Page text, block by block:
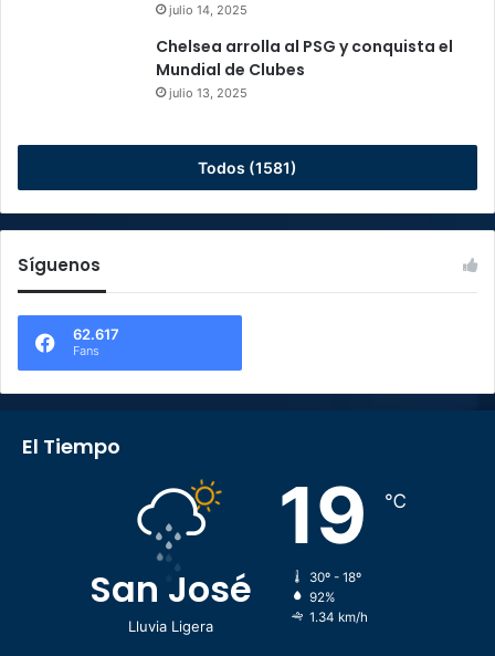
julio 14, 2025
Chelsea arrolla al PSG y conquista el
Mundial de Clubes
julio 13, 2025
Todos (1581)
Síguenos
62.617
Fans
El Tiempo
San José
Lluvia Ligera
19 ℃
30º - 18º
92%
1.34 km/h